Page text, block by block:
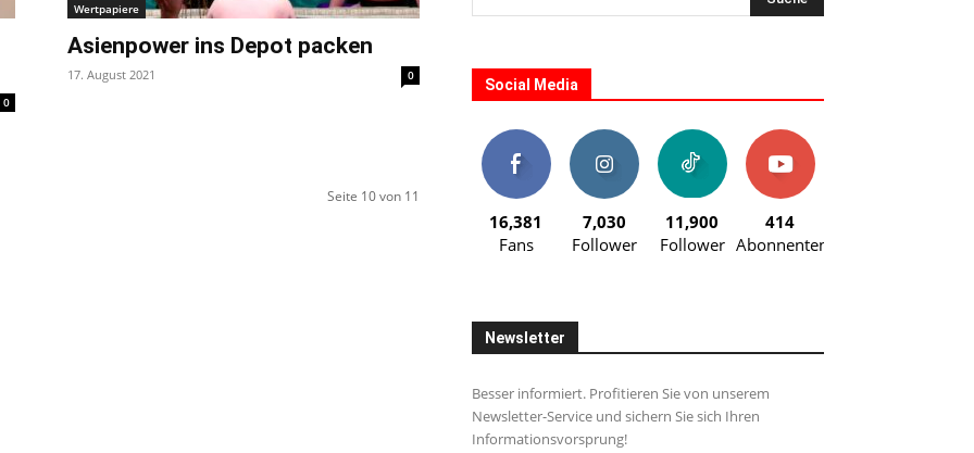
0
Wertpapiere
Asienpower ins Depot packen
17. August 2021 0
Seite 10 von 11
Social Media
16,381
Fans
7,030
Follower
11,900
Follower
414
Abonnenten
Newsletter
Besser informiert. Profitieren Sie von unserem
Newsletter-Service und sichern Sie sich Ihren
Informationsvorsprung!